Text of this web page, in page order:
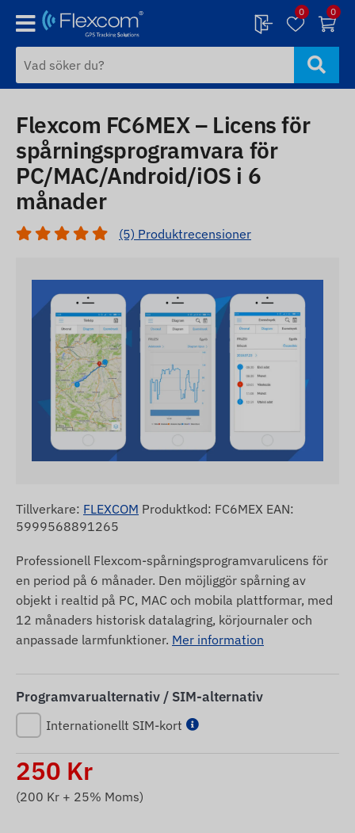
0 0
Flexcom FC6MEX – Licens för
spårningsprogramvara för
PC/MAC/Android/iOS i 6
månader
(5) Produktrecensioner
Tillverkare: FLEXCOM Produktkod: FC6MEX EAN:
5999568891265
Professionell Flexcom-spårningsprogramvarulicens för
en period på 6 månader. Den möjliggör spårning av
objekt i realtid på PC, MAC och mobila plattformar, med
12 månaders historisk datalagring, körjournaler och
anpassade larmfunktioner. Mer information
Programvarualternativ / SIM-alternativ
Internationellt SIM-kort
250 Kr
(200 Kr + 25% Moms)